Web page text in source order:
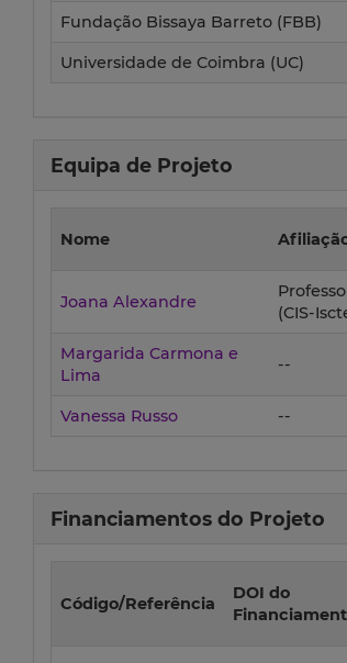
Fundação Bissaya Barreto (FBB)
Universidade de Coimbra (UC)
Equipa de Projeto
Nome
Joana Alexandre
(CIS-
Margarida Carmona e
Lima
--
Vanessa Russo --
Financiamentos do Projeto
Código/Referência
DOI do